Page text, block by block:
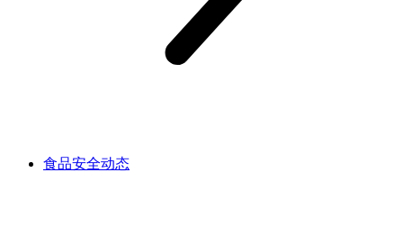
食品安全动态